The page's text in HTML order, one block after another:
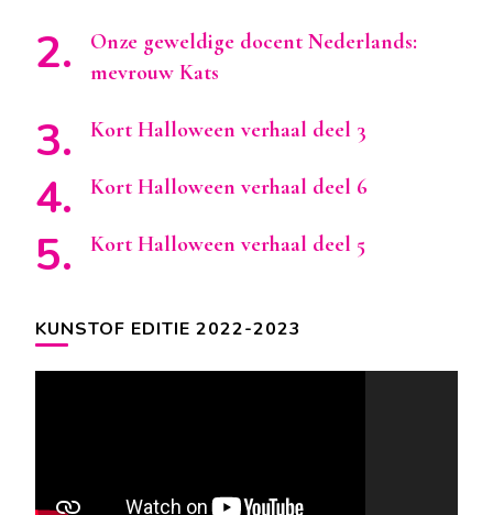
Onze geweldige docent Nederlands:
mevrouw Kats
Kort Halloween verhaal deel 3
Kort Halloween verhaal deel 6
Kort Halloween verhaal deel 5
KUNSTOF EDITIE 2022-2023